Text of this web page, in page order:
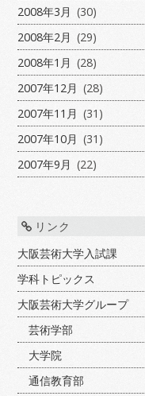
2008年3月 (30)
2008年2月 (29)
2008年1月 (28)
2007年12月 (28)
2007年11月 (31)
2007年10月 (31)
2007年9月 (22)
リンク
大阪芸術大学入試課
学科トピックス
大阪芸術大学グループ
芸術学部
大学院
通信教育部